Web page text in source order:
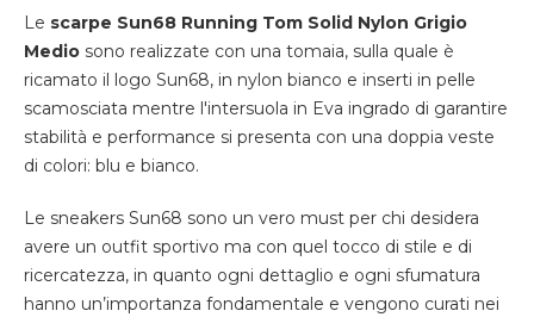
Le scarpe Sun68 Running Tom Solid Nylon Grigio
Medio sono realizzate con una tomaia, sulla quale è
ricamato il logo Sun68, in nylon bianco e inserti in pelle
scamosciata mentre l'intersuola in Eva ingrado di garantire
stabilità e performance si presenta con una doppia veste
di colori: blu e bianco.
Le sneakers Sun68 sono un vero must per chi desidera
avere un outfit sportivo ma con quel tocco di stile e di
ricercatezza, in quanto ogni dettaglio e ogni sfumatura
hanno un’importanza fondamentale e vengono curati nei